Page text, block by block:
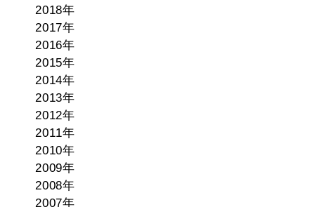
2018年
2017年
2016年
2015年
2014年
2013年
2012年
2011年
2010年
2009年
2008年
2007年